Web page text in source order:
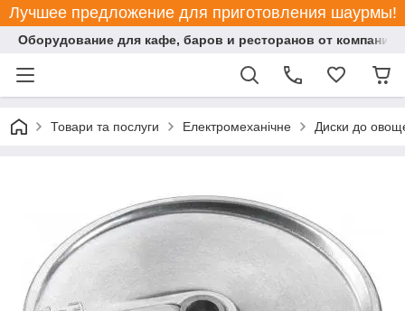
Лучшее предложение для приготовления шаурмы!
Оборудование для кафе, баров и ресторанов от компании
Товари та послуги Електромеханічне Диски до